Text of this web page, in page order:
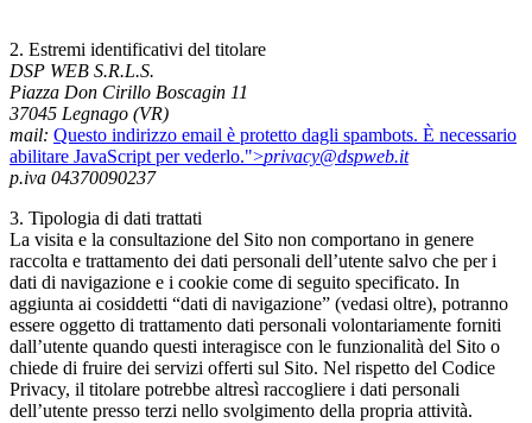
2. Estremi identificativi del titolare
DSP WEB S.R.L.S.
Piazza Don Cirillo Boscagin 11
37045 Legnago (VR)
mail: Questo indirizzo email è protetto dagli spambots. È necessario
abilitare JavaScript per vederlo.">privacy@dspweb.it
p.iva 04370090237
3. Tipologia di dati trattati
La visita e la consultazione del Sito non comportano in genere
raccolta e trattamento dei dati personali dell’utente salvo che per i
dati di navigazione e i cookie come di seguito specificato. In
aggiunta ai cosiddetti “dati di navigazione” (vedasi oltre), potranno
essere oggetto di trattamento dati personali volontariamente forniti
dall’utente quando questi interagisce con le funzionalità del Sito o
chiede di fruire dei servizi offerti sul Sito. Nel rispetto del Codice
Privacy, il titolare potrebbe altresì raccogliere i dati personali
dell’utente presso terzi nello svolgimento della propria attività.